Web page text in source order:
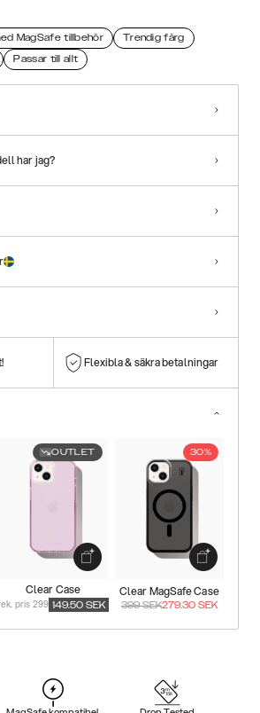
MagSafe tillbehör
Trendig färg
Passar till allt
har jag?
Flexibla & säkra betalningar
OUTLET
Clear Case
pris 299 149.50 SEK
30%
Clear MagSafe Case
399SEK279.30 SEK